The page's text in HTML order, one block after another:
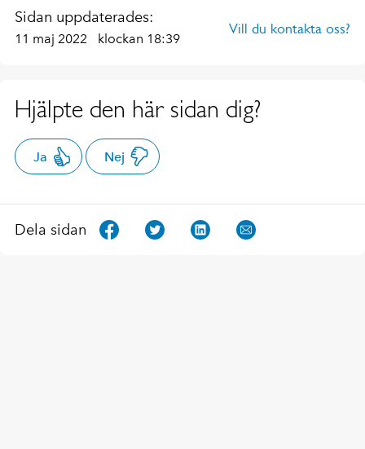
Sidan uppdaterades:
11 maj 2022 klockan 18:39
Vill du kontakta oss?
Hjälpte den här sidan dig?
Ja Nej
Dela sidan